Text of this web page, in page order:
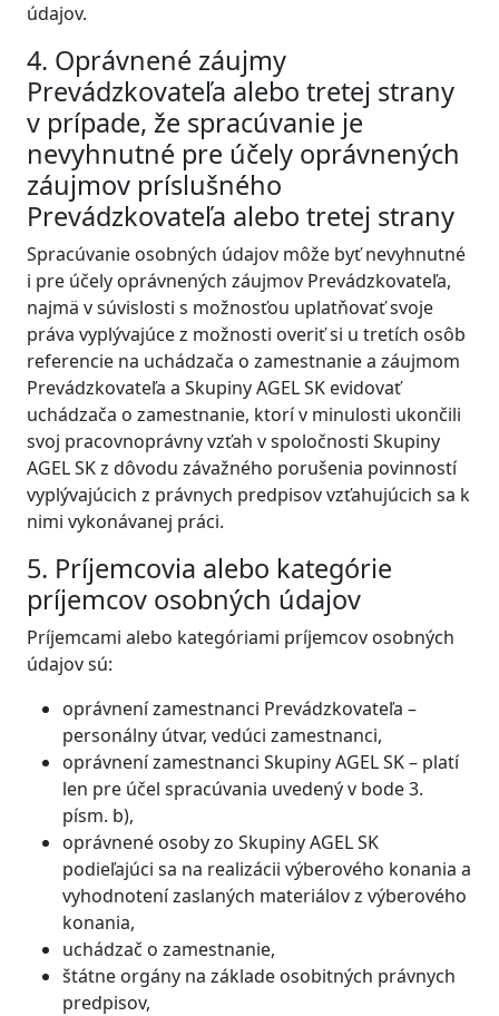
údajov.
4. Oprávnené záujmy
Prevádzkovateľa alebo tretej strany
v prípade, že spracúvanie je
nevyhnutné pre účely oprávnených
záujmov príslušného
Prevádzkovateľa alebo tretej strany
Spracúvanie osobných údajov môže byť nevyhnutné
i pre účely oprávnených záujmov Prevádzkovateľa,
najmä v súvislosti s možnosťou uplatňovať svoje
práva vyplývajúce z možnosti overiť si u tretích osôb
referencie na uchádzača o zamestnanie a záujmom
Prevádzkovateľa a Skupiny AGEL SK evidovať
uchádzača o zamestnanie, ktorí v minulosti ukončili
svoj pracovnoprávny vzťah v spoločnosti Skupiny
AGEL SK z dôvodu závažného porušenia povinností
vyplývajúcich z právnych predpisov vzťahujúcich sa k
nimi vykonávanej práci.
5. Príjemcovia alebo kategórie
príjemcov osobných údajov
Príjemcami alebo kategóriami príjemcov osobných
údajov sú:
oprávnení zamestnanci Prevádzkovateľa –
personálny útvar, vedúci zamestnanci,
oprávnení zamestnanci Skupiny AGEL SK – platí
len pre účel spracúvania uvedený v bode 3.
písm. b),
oprávnené osoby zo Skupiny AGEL SK
podieľajúci sa na realizácii výberového konania a
vyhodnotení zaslaných materiálov z výberového
konania,
uchádzač o zamestnanie,
štátne orgány na základe osobitných právnych
predpisov,